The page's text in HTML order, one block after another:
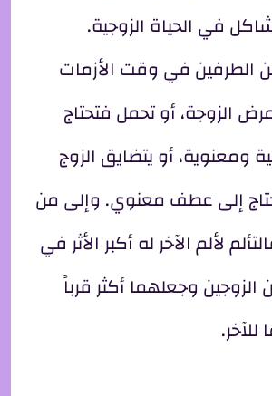
في الحياة الزوجية.
من الطرفين في وقت الأزمات
الزوجة، أو تحمل فتحتاج
ومعنوية، أو يتضايق الزوج
إلى عطف معنوي. وإلى من
لألم الآخر له أكبر الأثر في
الزوجين وجعلهما أكثر قرباً